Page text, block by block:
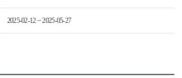
2025-02-12 ~ 2025-05-27